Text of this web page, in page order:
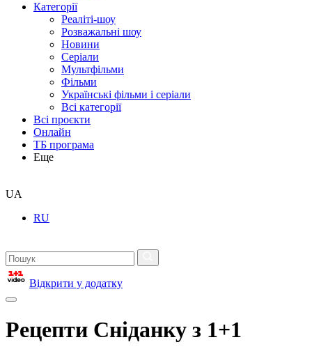
Категорії
Реаліті-шоу
Розважальні шоу
Новини
Серіали
Мультфільми
Фільми
Українські фільми і серіали
Всі категорії
Всі проєкти
Онлайн
ТБ програма
Еще
UA
RU
Відкрити у додатку
Рецепти Сніданку з 1+1